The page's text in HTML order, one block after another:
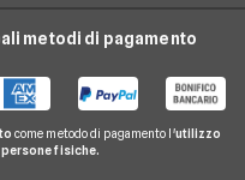
metodi di pagamento
come metodo di pagamento l'utilizzo
fisiche.